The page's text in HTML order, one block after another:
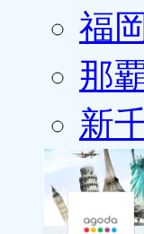
福
那
新